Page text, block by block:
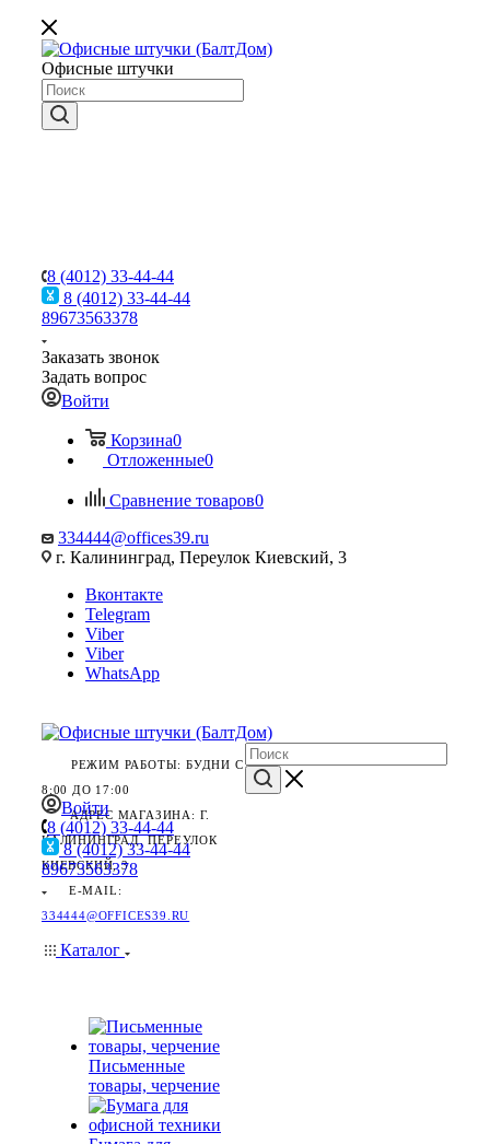
Офисные штучки
8 (4012) 33-44-44
8 (4012) 33-44-44
89673563378
Заказать звонок
Задать вопрос
Войти
Корзина0
Отложенные0
Сравнение товаров0
334444@offices39.ru
г. Калининград, Переулок Киевский, 3
Вконтакте
Telegram
Viber
Viber
WhatsApp
РЕЖИМ РАБОТЫ: БУДНИ С
8:00 ДО 17:00
АДРЕС МАГАЗИНА: Г.
КАЛИНИНГРАД, ПЕРЕУЛОК
КИЕВСКИЙ, 3
E-MAIL:
334444@OFFICES39.RU
Войти
8 (4012) 33-44-44
8 (4012) 33-44-44
89673563378
Каталог
Письменные
товары, черчение